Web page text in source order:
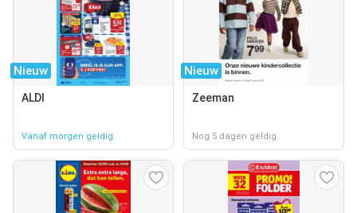
Nieuw
ALDI
Vanaf morgen geldig
Nieuw
Zeeman
Nog 5 dagen geldig